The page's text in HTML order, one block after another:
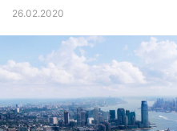
26.02.2020